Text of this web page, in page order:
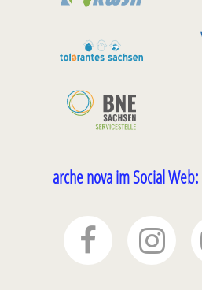
arche nova im Social Web: